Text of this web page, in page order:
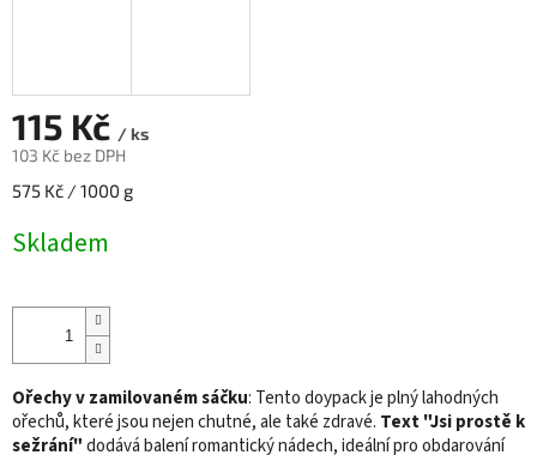
115 Kč / ks
103 Kč bez DPH
Měrná
575 Kč / 1000 g
Skladem
Ořechy v zamilovaném sáčku: Tento doypack je plný lahodných
ořechů, které jsou nejen chutné, ale také zdravé. Text "Jsi prostě k
sežrání"dodává balení romantický nádech, ideální pro obdarování